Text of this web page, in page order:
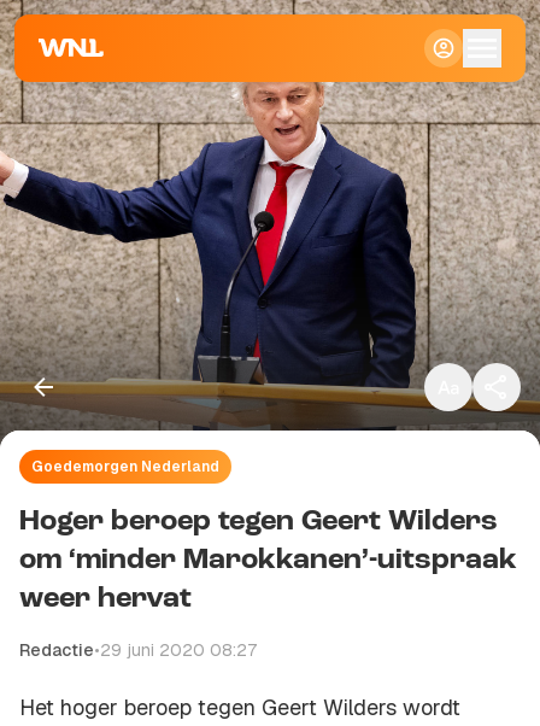
Klein
Standaard
Groot
Goedemorgen Nederland
Hoger beroep tegen Geert Wilders
om ‘minder Marokkanen’-uitspraak
weer hervat
Redactie•29 juni 2020 08:27
Het hoger beroep tegen Geert Wilders wordt